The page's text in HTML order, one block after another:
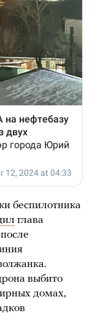
беспилотника
глава
выбито
домах,